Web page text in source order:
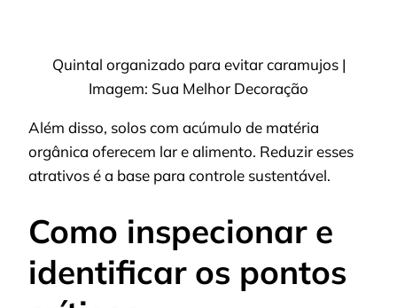
Quintal organizado para evitar caramujos |
Imagem: Sua Melhor Decoração
Além disso, solos com acúmulo de matéria
orgânica oferecem lar e alimento. Reduzir esses
atrativos é a base para controle sustentável.
Como inspecionar e
identificar os pontos